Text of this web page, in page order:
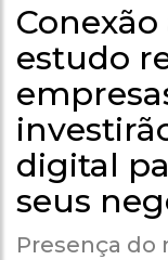
estudo
digital
seus
Presença do